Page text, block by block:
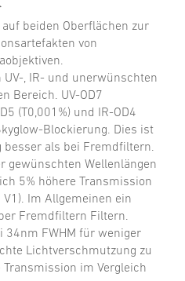
beiden Oberflächen zur
von
UV-, IR- und unerwünschten
Bereich. UV-OD7
(T0,001%) und IR-OD4
Blockierung. Dies ist
besser als bei Fremdfiltern.
gewünschten Wellenlängen
5% höhere Transmission
Im Allgemeinen ein
Fremdfiltern Filtern.
34nm FWHM für weniger
Lichtverschmutzung zu
im Vergleich